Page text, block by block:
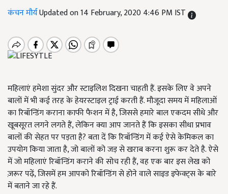
कंचन मौर्यUpdated on 14 February, 2020 4:46 PM IST
महिलाएं हमेशा सुंदर और स्टाइलिश दिखना चाहती हैं. इसके लिए वे अपने
बालों में भी कई तरह के हेयरस्टाइल ट्राई करती हैं. मौजूदा समय में महिलाओं
का रिबॉन्डिंग कराना काफी फैशन में है, जिससे हमारे बाल एकदम सीधे और
खूबसूरत लगने लगते हैं, लेकिन क्या आप जानते हैं कि इसका सीधा प्रभाव
बालों की सेहत पर पड़ता है? बता दें कि रिबॉन्डिंग में कई ऐसे केमिकल का
उपयोग किया जाता है, जो बालों को जड़ से खराब करना शुरू कर देते है. ऐसे
में जो महिलाएं रिबॉन्डिंग कराने की सोच रही हैं, वह एक बार इस लेख को
ज़रूर पढ़ें, जिसमें हम आपको रिबॉन्डिंग से होने वाले साइड इफेक्ट्स के बारे
में बताने जा रहे हैं.